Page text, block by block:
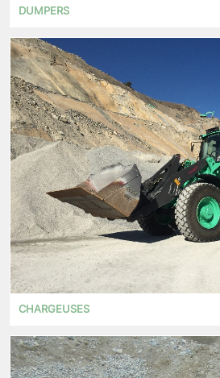
DUMPERS
CHARGEUSES